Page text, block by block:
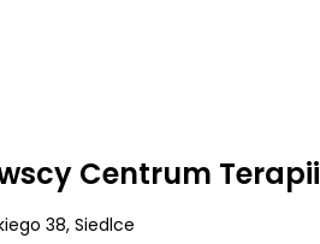
Centrum Terapii
38, Siedlce